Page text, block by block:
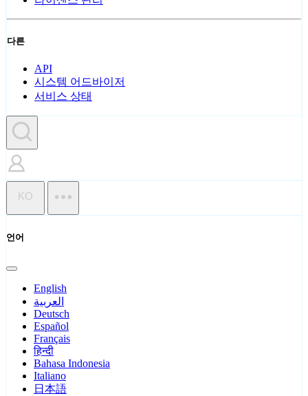
다른
API
시스템 어드바이저
서비스 상태
KO
언어
English
العربية
Deutsch
Español
Français
हिन्दी
Bahasa Indonesia
Italiano
日本語